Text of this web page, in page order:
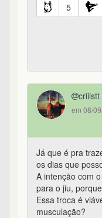
5
criiistt
em 08/
Já que é pra
os dias que
A intenção com
para o jiu,
Essa troca é
musculação?